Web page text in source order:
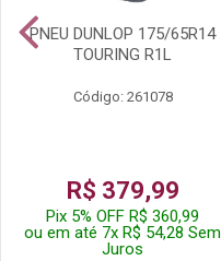
PNEU DUNLOP 175/65R14
TOURING R1L
Código: 261078
R$ 379,99
Pix 5% OFF R$ 360,99
ou em até 7x R$ 54,28 Sem
Juros